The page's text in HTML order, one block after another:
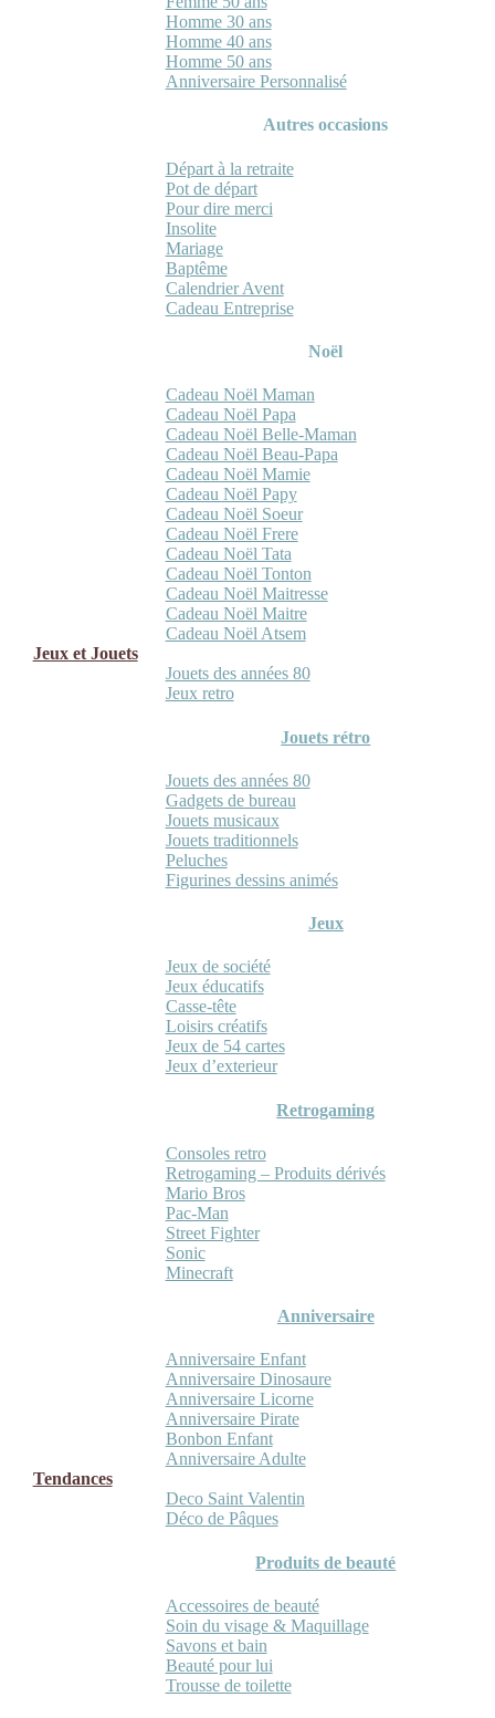
Homme 30 ans
Homme 40 ans
Homme 50 ans
Anniversaire Personnalisé
Autres occasions
Départ à la retraite
Pot de départ
Pour dire merci
Insolite
Mariage
Baptême
Calendrier Avent
Cadeau Entreprise
Noël
Cadeau Noël Maman
Cadeau Noël Papa
Cadeau Noël Belle-Maman
Cadeau Noël Beau-Papa
Cadeau Noël Mamie
Cadeau Noël Papy
Cadeau Noël Soeur
Cadeau Noël Frere
Cadeau Noël Tata
Cadeau Noël Tonton
Cadeau Noël Maitresse
Cadeau Noël Maitre
Cadeau Noël Atsem
Jeux et Jouets
Jouets des années 80
Jeux retro
Jouets rétro
Jouets des années 80
Gadgets de bureau
Jouets musicaux
Jouets traditionnels
Peluches
Figurines dessins animés
Jeux
Jeux de société
Jeux éducatifs
Casse-tête
Loisirs créatifs
Jeux de 54 cartes
Jeux d’exterieur
Retrogaming
Consoles retro
Retrogaming – Produits dérivés
Mario Bros
Pac-Man
Street Fighter
Sonic
Minecraft
Anniversaire
Anniversaire Enfant
Anniversaire Dinosaure
Anniversaire Licorne
Anniversaire Pirate
Bonbon Enfant
Anniversaire Adulte
Tendances
Deco Saint Valentin
Déco de Pâques
Produits de beauté
Accessoires de beauté
Soin du visage & Maquillage
Savons et bain
Beauté pour lui
Trousse de toilette